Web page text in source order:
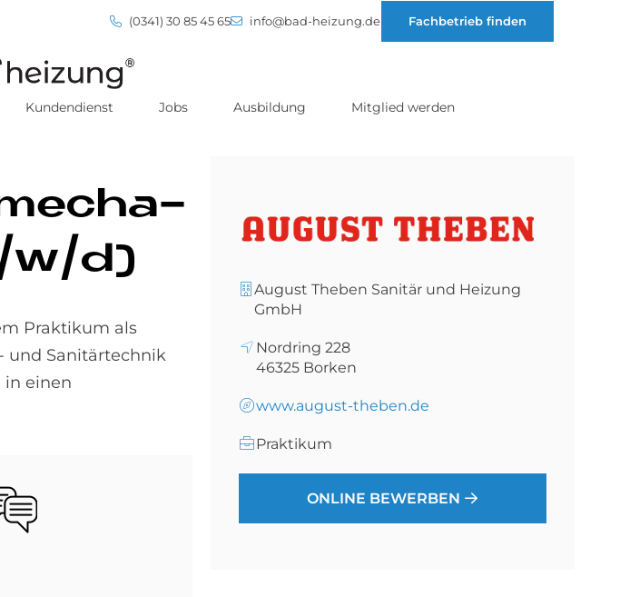
(0341) 30 85 45 65 info@bad-heizung.de Fachbetrieb finden
Kundendienst Jobs Ausbildung Mitglied werden
w/d)
Praktikum als
und Sanitärtechnik
einen
August Theben Sanitär und Heizung
GmbH
Nordring 228
46325 Borken
www.august-theben.de
Praktikum
ONLINE BEWERBEN